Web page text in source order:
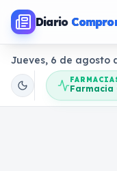
Diario
Jueves, 6 de agosto
Farmacia